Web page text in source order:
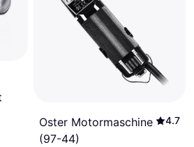
Oster Motormaschine
(97-44)
4.7